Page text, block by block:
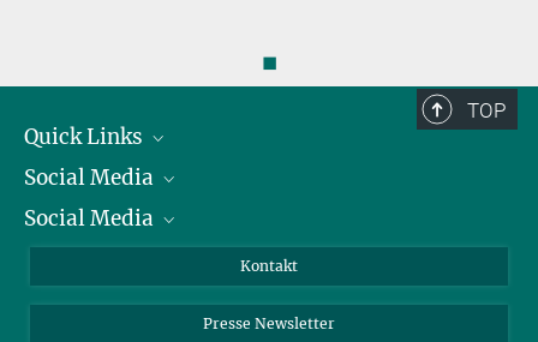
◼
TOP
Quick Links
Präsident
Zahlen und Fakten
Social Media
Bluesky
Social Media
Instagram
Kontakt
Presse Newsletter